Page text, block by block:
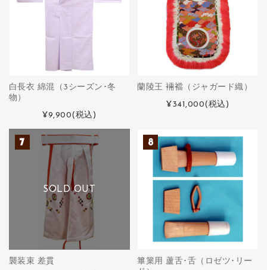
白長衣 綿混（3シーズン･冬
物）
¥9,900(税込)
蘭陵王 裲襠（ジャガード織）
¥341,000(税込)
SOLD OUT
襲装束 差貫
篳篥用 蘆舌･舌（ロゼツ･リー